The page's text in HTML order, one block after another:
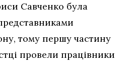
Савченко була
тому першу частину
провели працівники